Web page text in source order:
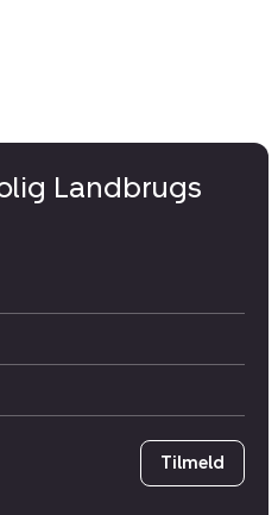
Landbrugs
Tilmeld